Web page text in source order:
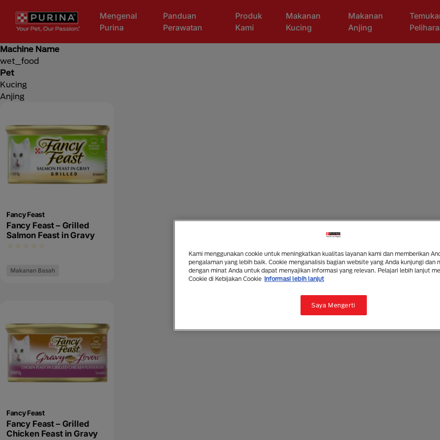
Mengenal
Purina
Panduan
Perawatan
Produk
Kami
Makanan
Kucing
Makanan
Anjing
Machine Name
wet_food
Pet
Kucing
Anjing
Fancy Feast
Fancy Feast – Grilled
Salmon Feast in Gravy
Makanan Basah
Fancy Feast
Fancy Feast – Grilled
Chicken Feast in Gravy
Kami menggunakan cookie untuk meningkatkan kualitas layanan kami dan memberikan
pengalaman yang lebih baik. Cookie menganalisis bagian website yang Anda kunjungi dan
dengan minat Anda untuk dapat menyajikan informasi yang relevan. Pelajari lebih lanjut
Cookie di Kebijakan Cookie Informasi lebih lanjut
Saya Mengerti